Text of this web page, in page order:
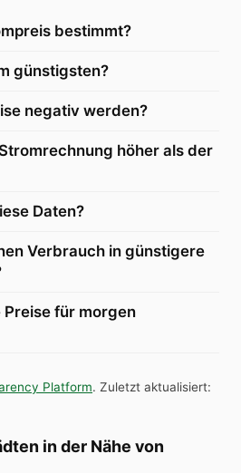
bestimmt?
günstigsten?
negativ werden?
höher als der
Daten?
Verbrauch in günstigere
für morgen
Platform. Zuletzt aktualisiert:
in der Nähe von